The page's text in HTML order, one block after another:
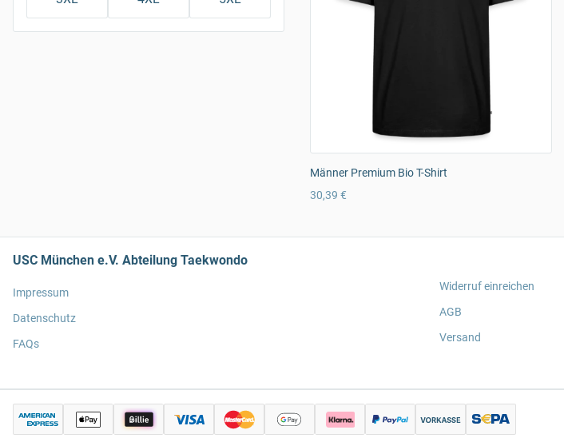
Männer Premium Bio T-Shirt
30,39 €
USC München e.V. Abteilung Taekwondo
Impressum
Datenschutz
FAQs
Widerruf einreichen
AGB
Versand